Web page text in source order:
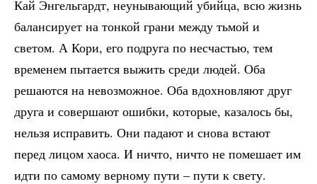
Кай Энгельгардт, неунывающий убийца, всю жизнь
балансирует на тонкой грани между тьмой и
светом. А Кори, его подруга по несчастью, тем
временем пытается выжить среди людей. Оба
решаются на невозможное. Оба вдохновляют друг
друга и совершают ошибки, которые, казалось бы,
нельзя исправить. Они падают и снова встают
перед лицом хаоса. И ничто, ничто не помешает им
идти по самому верному пути – пути к свету.